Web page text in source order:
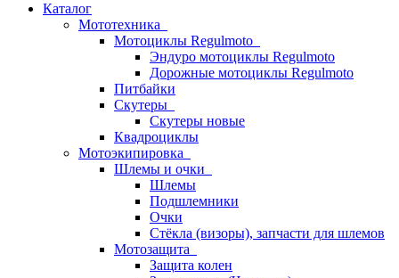
Каталог
Мототехника
Мотоциклы Regulmoto
Эндуро мотоциклы Regulmoto
Дорожные мотоциклы Regulmoto
Питбайки
Скутеры
Скутеры новые
Квадроциклы
Мотоэкипировка
Шлемы и очки
Шлемы
Подшлемники
Очки
Стёкла (визоры), запчасти для шлемов
Мотозащита
Защита колен